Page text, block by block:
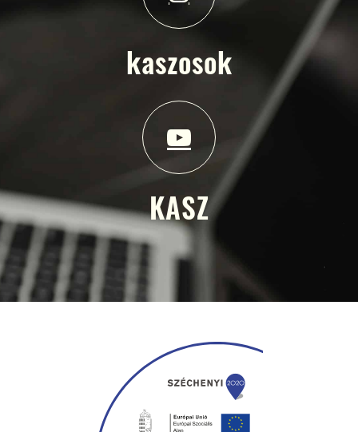
kaszosok
KASZ